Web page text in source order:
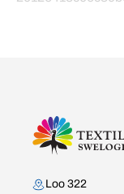
Kontakta oss
Loo 322